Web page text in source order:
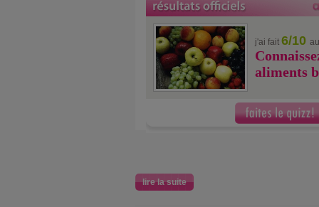
j'ai fait 6/10
aliments
lire la suite